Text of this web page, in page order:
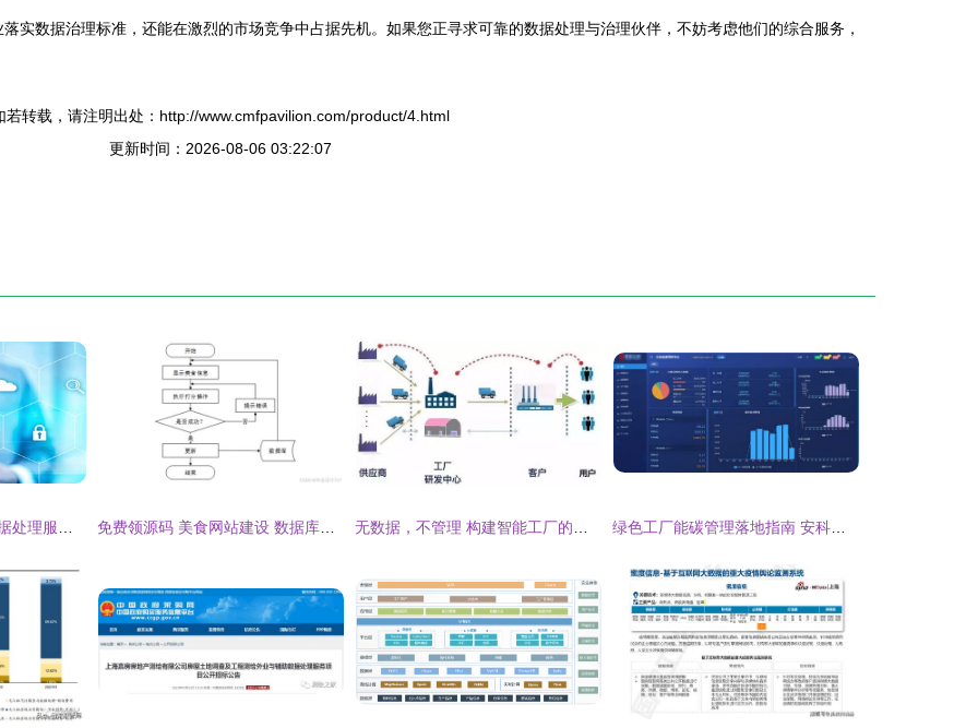
实数据治理标准，还能在激烈的市场竞争中占据先机。如果您正寻求可靠的数据处理与治理伙伴，不妨考虑他们的综合服务，
若转载，请注明出处：http://www.cmfpavilion.com/product/4.html
更新时间：2026-08-06 03:22:07